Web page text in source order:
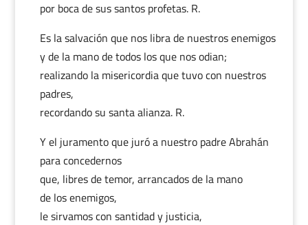
por boca de sus santos profetas. R.
Es la salvación que nos libra de nuestros enemigos
y de la mano de todos los que nos odian;
realizando la misericordia que tuvo con nuestros
padres,
recordando su santa alianza. R.
Y el juramento que juró a nuestro padre Abrahán
para concedernos
que, libres de temor, arrancados de la mano
de los enemigos,
le sirvamos con santidad y justicia,